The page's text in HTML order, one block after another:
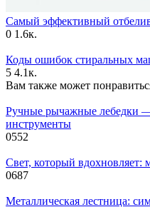
Самый эффективный
0 1.6к.
Коды ошибок стиральных
5 4.1к.
Вам также может
Ручные рычажные лебедки
инструменты
0552
Свет, который вдохновляет:
0687
Металлическая лестница: